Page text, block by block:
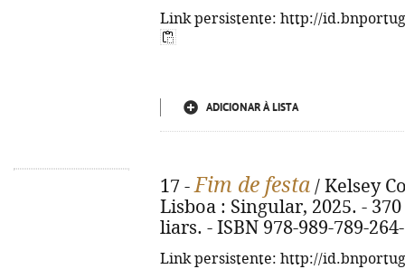
Link persistente: http://
ADICIONAR À LISTA
17 -Fim de festa / Kelsey
Lisboa : Singular, 2025. -
liars. - ISBN 978-989-789-
Link persistente: http://